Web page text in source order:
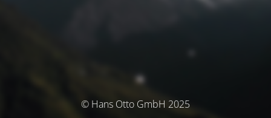
© Hans Otto GmbH 2025